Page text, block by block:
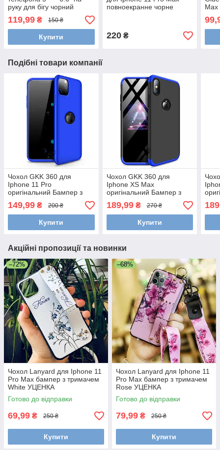
руку для бігу чорний
119,99 ₴ 150 ₴
Купити
повноекранне чорне
220₴
Max
Подібні товари компанії
Чохол GKK 360 для
Iphone 11 Pro
оригінальний Бампер з
149,99 ₴ 200 ₴
Купити
Чохол GKK 360 для
Iphone XS Max
оригінальний Бампер з
189,99₴ 270 ₴
Купити
Акційні пропозиції та новинки
–72%
Чохол Lanyard для Iphone 11
Pro Max бампер з тримачем
White УЦЕНКА
Готово до відправки
69,99 ₴ 250 ₴
Купити
–68%
Чохол Lanyard для Iphone 11
Pro Max бампер з тримачем
Rose УЦЕНКА
Готово до відправки
79,99 ₴ 250 ₴
Купити